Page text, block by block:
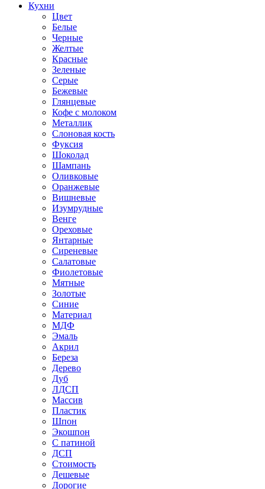
Кухни
Цвет
Белые
Черные
Желтые
Красные
Зеленые
Серые
Бежевые
Глянцевые
Кофе с молоком
Металлик
Слоновая кость
Фуксия
Шоколад
Шампань
Оливковые
Оранжевые
Вишневые
Изумрудные
Венге
Ореховые
Янтарные
Сиреневые
Салатовые
Фиолетовые
Мятные
Золотые
Синие
Материал
МДФ
Эмаль
Акрил
Береза
Дерево
Дуб
ЛДСП
Массив
Пластик
Шпон
Экошпон
С патиной
ДСП
Стоимость
Дешевые
Дорогие